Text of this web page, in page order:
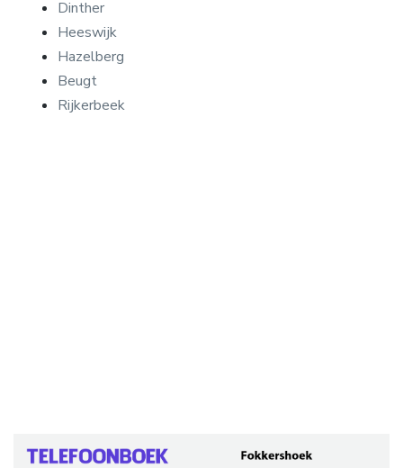
Dinther
Heeswijk
Hazelberg
Beugt
Rijkerbeek